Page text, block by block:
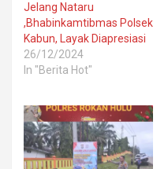
Jelang Nataru
,Bhabinkamtibmas Polsek
Kabun, Layak Diapresiasi
26/12/2024
In "Berita Hot"